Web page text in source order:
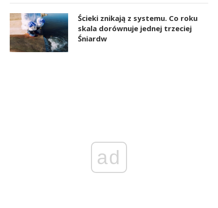
Ścieki znikają z systemu. Co roku
skala dorównuje jednej trzeciej
Śniardw
ad